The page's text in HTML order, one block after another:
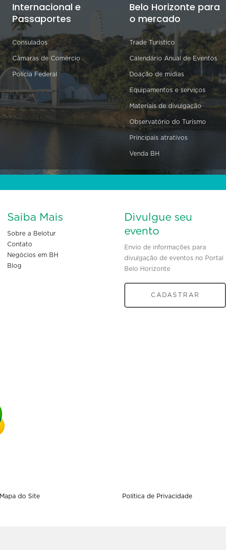
Internacional e
Passaportes
Consulados
Câmaras de Comércio
Polícia Federal
Belo Horizonte para
o mercado
Trade Turístico
Calendário Anual de Eventos
Doação de mídias
Equipamentos e serviços
Materiais de divulgação
Observatório do Turismo
Principais atrativos
Venda BH
Saiba Mais
Sobre a Belotur
Contato
Negócios em BH
Blog
Divulgue seu
evento
Envio de informações para
divulgação de eventos no Portal
Belo Horizonte
CADASTRAR
Mapa do Site Politica de Privacidade